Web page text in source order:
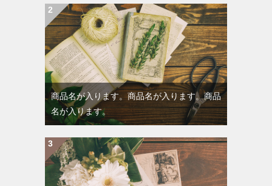
商品名が入ります。商品名が入ります。商品
名が入ります。